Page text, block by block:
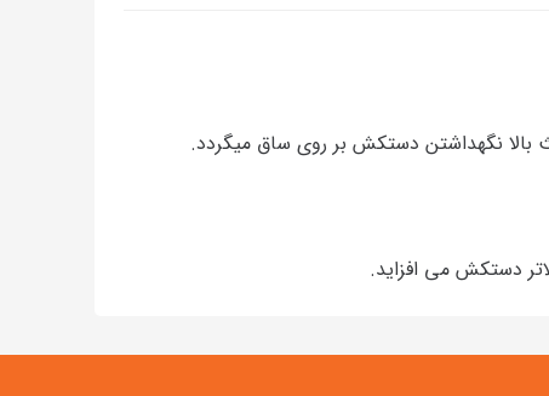
نگهداشتن دستکش بر روی ساق میگردد.
دستکش می افزاید.